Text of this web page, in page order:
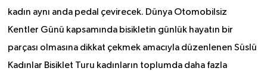
kadın aynı anda pedal çevirecek. Dünya Otomobilsiz
Kentler Günü kapsamında bisikletin günlük hayatın bir
parçası olmasına dikkat çekmek amacıyla düzenlenen Süslü
Kadınlar Bisiklet Turu kadınların toplumda daha fazla